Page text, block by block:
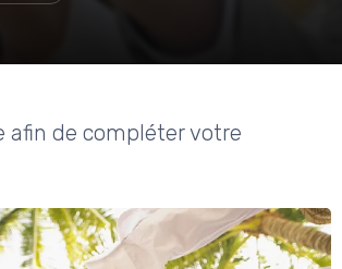
afin de compléter votre